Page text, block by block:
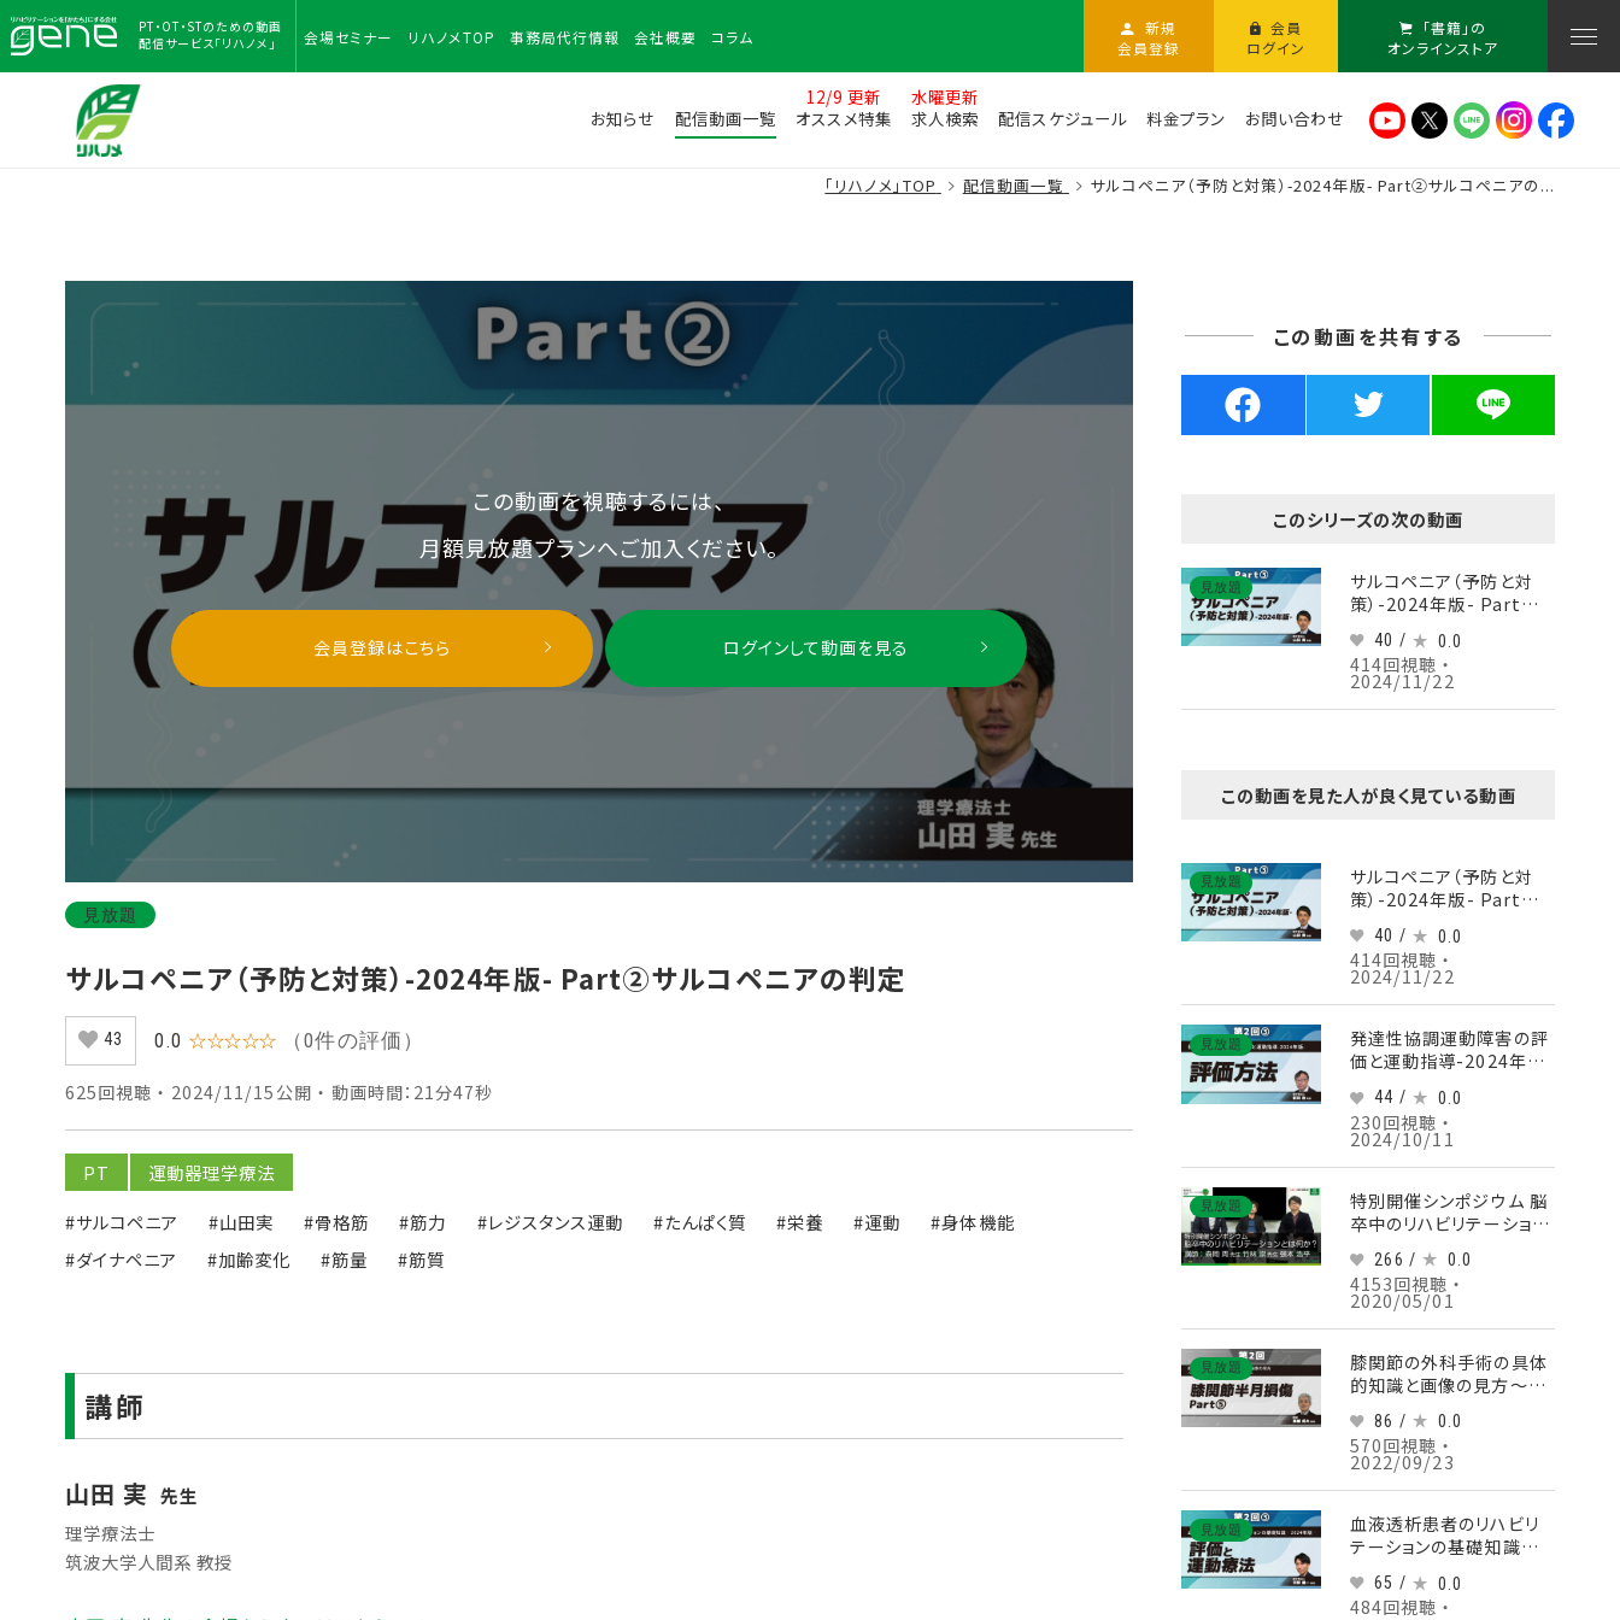
PT・OT・STのための動画
配信サービス「リハノメ」
会場セミナー リハノメTOP 事務局代行情報 会社概要 コラム
新規
会員登録
会員
ログイン
「書籍」の
オンラインストア
お知らせ 配信動画一覧
12/9 更新
オススメ特集
水曜更新
求人検索
配信スケジュール 料金プラン お問い合わせ
「リハノメ」TOP 配信動画一覧 サルコペニア（予防と対策）-2024年版- Part②サルコペニアの...
この動画を視聴するには、
月額見放題プランへご加入ください。
会員登録はこちら ログインして動画を見る
見放題
サルコペニア（予防と対策）-2024年版- Part②サルコペニアの判定
43 0.0 ☆☆☆☆☆ （0件の評価）
625回視聴 ・ 2024/11/15公開 ・ 動画時間：21分47秒
PT
運動器理学療法
#サルコペニア
#山田実 #骨格筋 #筋力 #レジスタンス運動 #たんぱく質 #栄養 #運動
#身体機能
#ダイナペニア
#加齢変化 #筋量 #筋質
講師
山田 実 先生
理学療法士
筑波大学人間系 教授
この動画を共有する
このシリーズの次の動画
見放題
サルコペニア（予防と対
策）-2024年版- Part③
サルコペニアの評価
40 / 0.0
414回視聴 ・
2024/11/22
この動画を見た人が良く見ている動画
見放題
サルコペニア（予防と対
策）-2024年版- Part③
サルコペニアの評価
40 / 0.0
414回視聴 ・
2024/11/22
見放題
発達性協調運動障害の評
価と運動指導-2024年版-
【第2回】評価方法 Part③
運動イメージの評価方法
44 / 0.0
230回視聴 ・
2024/10/11
見放題
特別開催シンポジウム 脳
卒中のリハビリテーション
266 / 0.0
4153回視聴 ・
2020/05/01
見放題
膝関節の外科手術の具体
的知識と画像の見方〜臨
する〜 【第2回】膝関節半
月損傷 Part⑤実際の治
療と限界(4)
86 / 0.0
570回視聴 ・
2022/09/23
見放題
血液透析患者のリハビリ
テーションの基礎知識‐
2024年版‐ 【第2回】評
価と運動療法 Part③身
65 / 0.0
484回視聴 ・